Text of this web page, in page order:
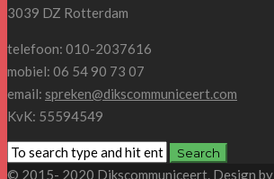
3039 DZ Rotterdam
telefoon: 010-2037616
mobiel: 06 54 90 73 07
email: spreken@dikscommuniceert.com
KvK: 55594549
© 2015- 2020 Dikscommuniceert. Design by